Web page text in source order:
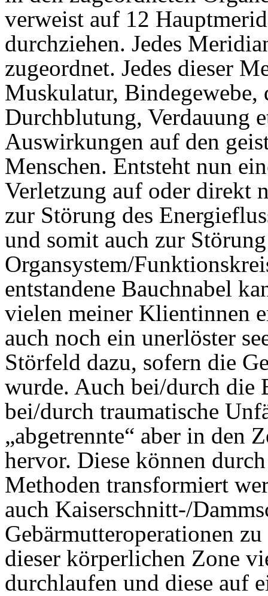
verweist auf 12
durchziehen. Jedes
zugeordnet. Jedes dieser
Muskulatur, Bindegewebe,
Durchblutung, Verdauung
Auswirkungen auf den
Menschen. Entsteht nun
Verletzung auf oder direkt
zur Störung des
und somit auch zur
Organsystem/
entstandene Bauchnabel
vielen meiner Klientinnen
auch noch ein unerlöster
Störfeld dazu, sofern die
wurde. Auch bei/durch die
bei/durch traumatische
„abgetrennte“ aber in den
hervor. Diese können
Methoden transformiert
auch Kaiserschnitt-/
Gebärmutteroperationen
dieser körperlichen Zone
durchlaufen und diese auf